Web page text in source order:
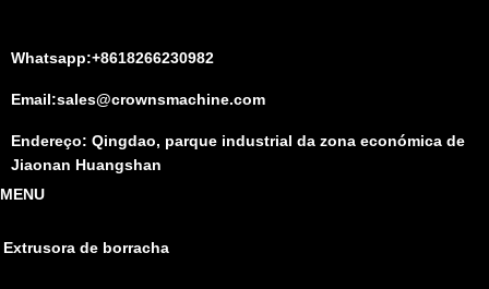
Whatsapp:+8618266230982
Email:sales@crownsmachine.com
Endereço: Qingdao, parque industrial da zona económica de
Jiaonan Huangshan
MENU
Extrusora de borracha